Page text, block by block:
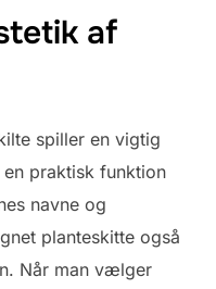
af
spiller en vigtig
praktisk funktion
navne og
planteskitte også
Når man vælger